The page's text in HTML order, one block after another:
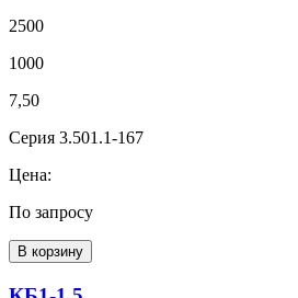
2500
1000
7,50
Серия 3.501.1-167
Цена:
По запросу
В корзину